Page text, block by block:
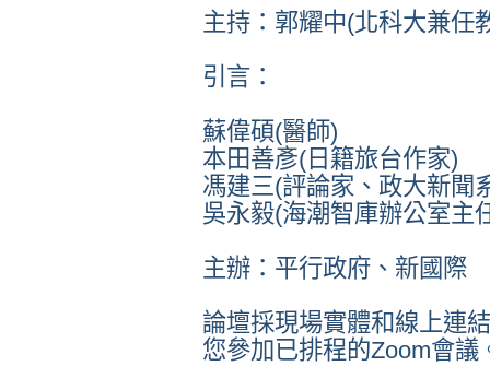
主持：郭耀中(北科大兼任
引言：
蘇偉碩(醫師)
本田善彥( 日籍旅台作家)
馮建三(評論家、政大新聞
吳永毅(海潮智庫辦公室主
主辦：平行政府、新國際
論壇採現場實體和線上連
您參加已排程的Zoom會議